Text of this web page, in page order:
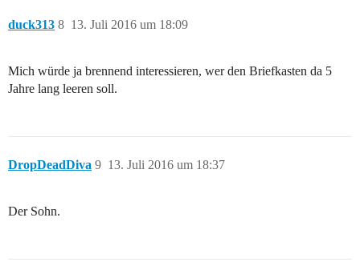
duck313 13. Juli 2016 um 18:09
8
Mich würde ja brennend interessieren, wer den Briefkasten da 5
Jahre lang leeren soll.
DropDeadDiva 13. Juli 2016 um 18:37
9
Der Sohn.